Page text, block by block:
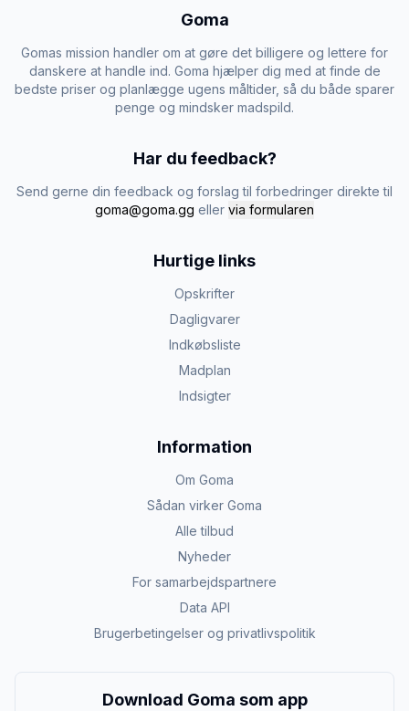
Goma
Gomas mission handler om at gøre det billigere og lettere for
danskere at handle ind. Goma hjælper dig med at finde de
bedste priser og planlægge ugens måltider, så du både sparer
penge og mindsker madspild.
Har du feedback?
Send gerne din feedback og forslag til forbedringer direkte til
goma@goma.gg eller via formularen
Hurtige links
Opskrifter
Dagligvarer
Indkøbsliste
Madplan
Indsigter
Information
Om Goma
Sådan virker Goma
Alle tilbud
Nyheder
For samarbejdspartnere
Data API
Brugerbetingelser og privatlivspolitik
Download Goma som app